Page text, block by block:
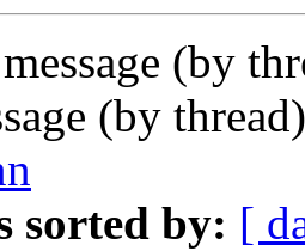
(by
(by
sorted by: [